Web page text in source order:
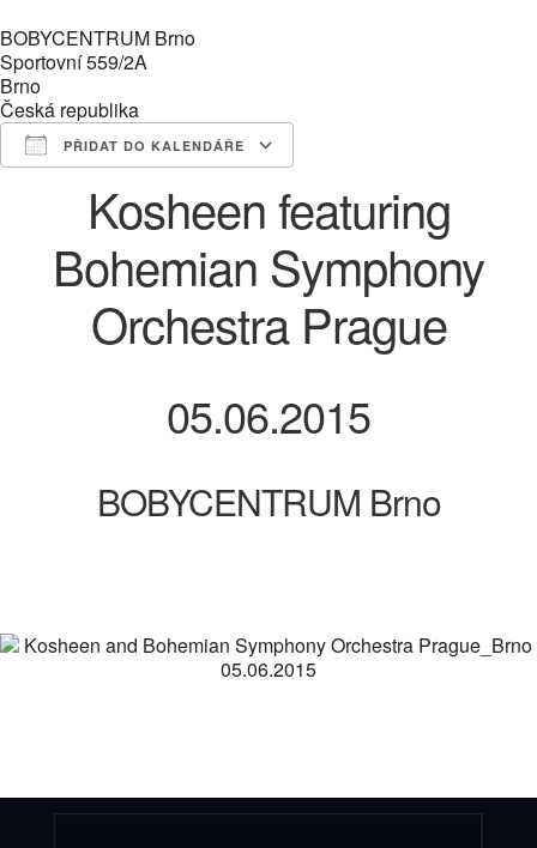
BOBYCENTRUM Brno
Sportovní 559/2A
Brno
Česká republika
PŘIDAT DO KALENDÁŘE
Download ICS
Google Calendar
iCalendarOffice 365Outlook Live
Kosheen featuring
Bohemian Symphony
Orchestra Prague
05.06.2015
BOBYCENTRUM Brno